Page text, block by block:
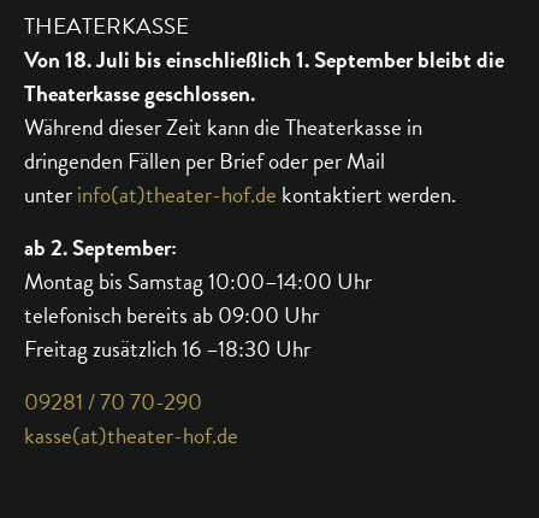
THEATERKASSE
Von 18. Juli bis einschließlich 1. September bleibt die
Theaterkasse geschlossen.
Während dieser Zeit kann die Theaterkasse in
dringenden Fällen per Brief oder per Mail
unterinfo(at)theater-hof.de kontaktiert werden.
ab 2. September:
Montag bis Samstag 10:00–14:00 Uhr
telefonisch bereits ab 09:00 Uhr
Freitag zusätzlich 16 –18:30 Uhr
09281 / 70 70-290
kasse(at)theater-hof.de